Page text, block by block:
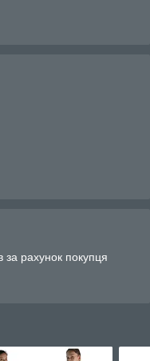
рахунок покупця